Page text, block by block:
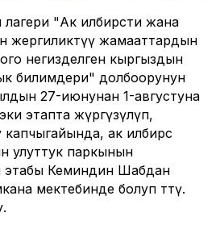
"Ак илбирсти жана
жергиликтүү жамааттардын
негизделген кыргыздын
билимдери" долбоорунун
27-июнунан 1-августуна
этапта жүргүзүлүп,
ак илбирс
улуттук паркынын
этабы Кеминдин Шабдан
мектебинде болуп өттү.